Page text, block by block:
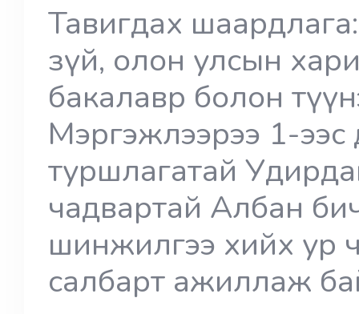
Тавигдах
зүй, олон улсын
бакалавр болон
Мэргэжлээрээ 1-
туршлагатай
чадвартай Албан
шинжилгээ хийх ур
салбарт ажиллаж